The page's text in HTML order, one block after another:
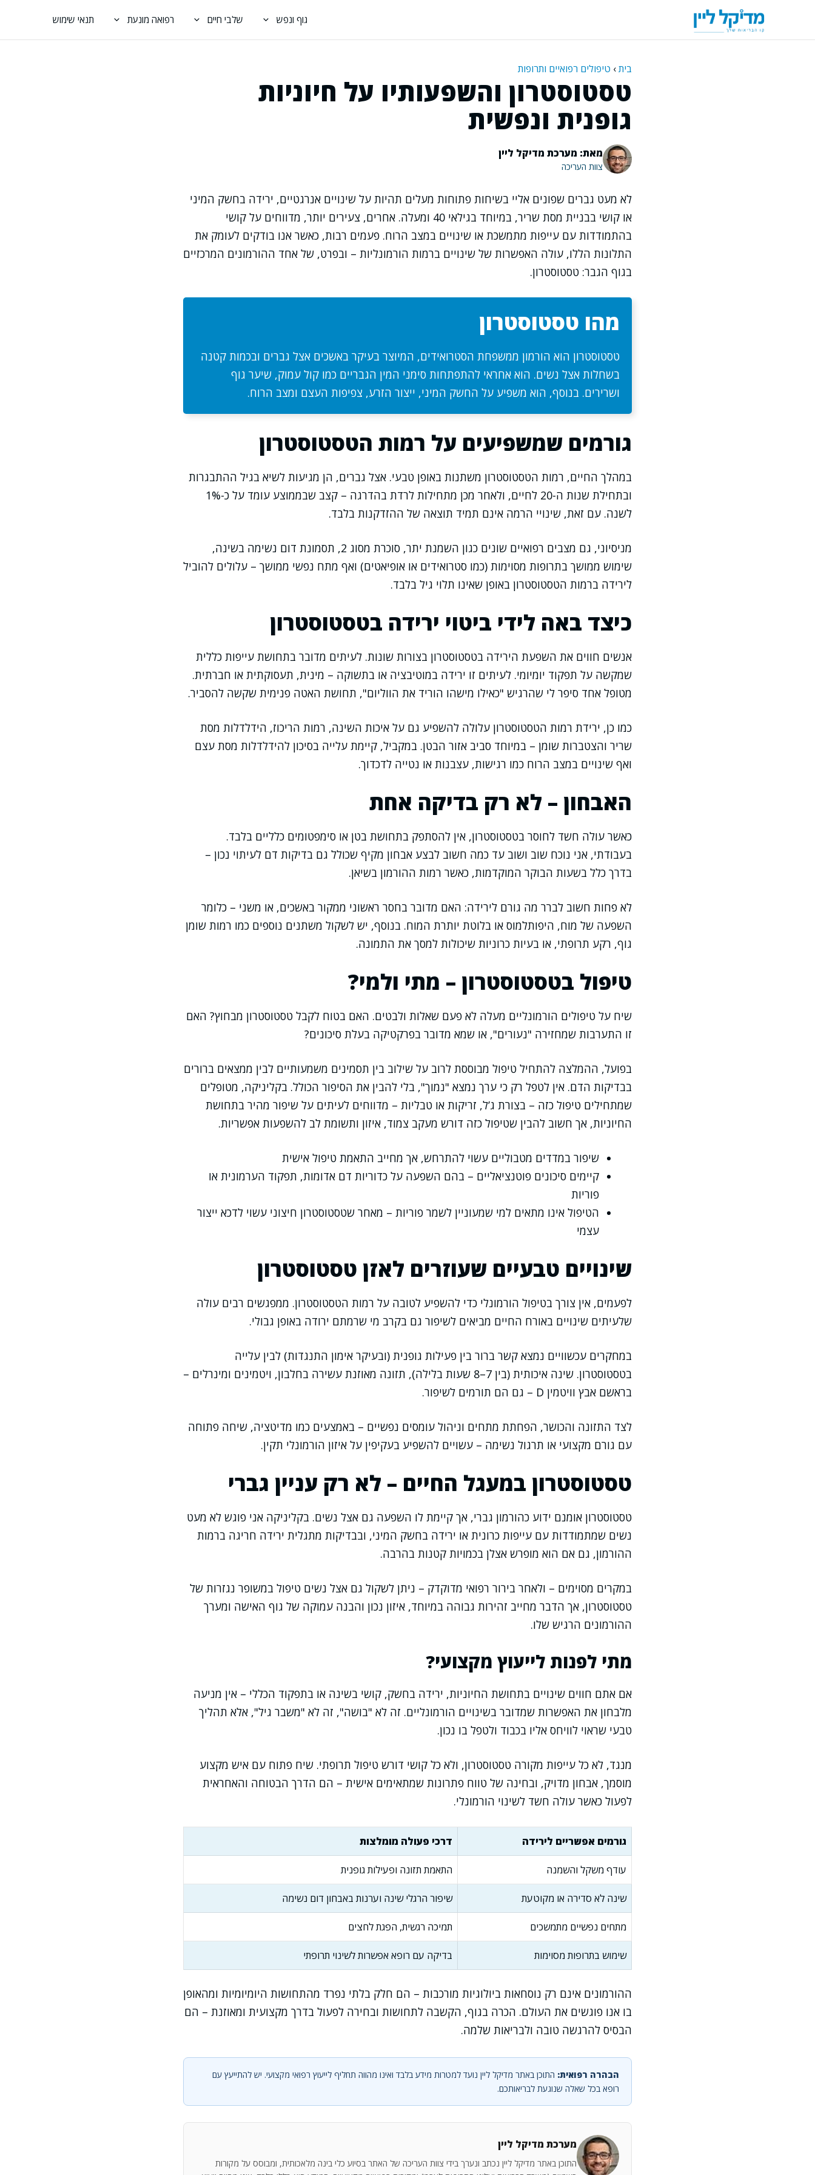
גוף ונפש שלבי חיים רפואה מונעת תנאי שימוש
בית› טיפולים רפואיים ותרופות
טסטוסטרון והשפעותיו על חיוניות
גופנית ונפשית
מאת: מערכת מדיקל ליין
צוות העריכה
לא מעט גברים שפונים אליי בשיחות פתוחות מעלים תהיות על שינויים אנרגטיים, ירידה בחשק המיני
או קושי בבניית מסת שריר, במיוחד בגילאי 40 ומעלה. אחרים, צעירים יותר, מדווחים על קושי
בהתמודדות עם עייפות מתמשכת או שינויים במצב הרוח. פעמים רבות, כאשר אנו בודקים לעומק את
התלונות הללו, עולה האפשרות של שינויים ברמות הורמונליות – ובפרט, של אחד ההורמונים המרכזיים
בגוף הגבר: טסטוסטרון.
מהו טסטוסטרון
טסטוסטרון הוא הורמון ממשפחת הסטרואידים, המיוצר בעיקר באשכים אצל גברים ובכמות קטנה
בשחלות אצל נשים. הוא אחראי להתפתחות סימני המין הגבריים כמו קול עמוק, שיער גוף
ושרירים. בנוסף, הוא משפיע על החשק המיני, ייצור הזרע, צפיפות העצם ומצב הרוח.
גורמים שמשפיעים על רמות הטסטוסטרון
במהלך החיים, רמות הטסטוסטרון משתנות באופן טבעי. אצל גברים, הן מגיעות לשיא בגיל ההתבגרות
ובתחילת שנות ה-20 לחיים, ולאחר מכן מתחילות לרדת בהדרגה – קצב שבממוצע עומד על כ-1%
לשנה. עם זאת, שינויי הרמה אינם תמיד תוצאה של ההזדקנות בלבד.
מניסיוני, גם מצבים רפואיים שונים כגון השמנת יתר, סוכרת מסוג 2, תסמונת דום נשימה בשינה,
שימוש ממושך בתרופות מסוימות (כמו סטרואידים או אופיאטים) ואף מתח נפשי ממושך – עלולים להוביל
לירידה ברמות הטסטוסטרון באופן שאינו תלוי גיל בלבד.
כיצד באה לידי ביטוי ירידה בטסטוסטרון
אנשים חווים את השפעת הירידה בטסטוסטרון בצורות שונות. לעיתים מדובר בתחושת עייפות כללית
שמקשה על תפקוד יומיומי. לעיתים זו ירידה במוטיבציה או בתשוקה – מינית, תעסוקתית או חברתית.
מטופל אחד סיפר לי שהרגיש "כאילו מישהו הוריד את הווליום", תחושת האטה פנימית שקשה להסביר.
כמו כן, ירידת רמות הטסטוסטרון עלולה להשפיע גם על איכות השינה, רמות הריכוז, הידלדלות מסת
שריר והצטברות שומן – במיוחד סביב אזור הבטן. במקביל, קיימת עלייה בסיכון להידלדלות מסת עצם
ואף שינויים במצב הרוח כמו רגישות, עצבנות או נטייה לדכדוך.
האבחון – לא רק בדיקה אחת
כאשר עולה חשד לחוסר בטסטוסטרון, אין להסתפק בתחושת בטן או סימפטומים כלליים בלבד.
בעבודתי, אני נוכח שוב ושוב עד כמה חשוב לבצע אבחון מקיף שכולל גם בדיקות דם לעיתוי נכון –
בדרך כלל בשעות הבוקר המוקדמות, כאשר רמות ההורמון בשיאן.
לא פחות חשוב לברר מה גורם לירידה: האם מדובר בחסר ראשוני ממקור באשכים, או משני – כלומר
השפעה של מוח, היפותלמוס או בלוטת יותרת המוח. בנוסף, יש לשקול משתנים נוספים כמו רמות שומן
גוף, רקע תרופתי, או בעיות כרוניות שיכולות למסך את התמונה.
טיפול בטסטוסטרון – מתי ולמי?
שיח על טיפולים הורמונליים מעלה לא פעם שאלות ולבטים. האם בטוח לקבל טסטוסטרון מבחוץ? האם
זו התערבות שמחזירה "נעורים", או שמא מדובר בפרקטיקה בעלת סיכונים?
בפועל, ההמלצה להתחיל טיפול מבוססת לרוב על שילוב בין תסמינים משמעותיים לבין ממצאים ברורים
בבדיקות הדם. אין לטפל רק כי ערך נמצא "נמוך", בלי להבין את הסיפור הכולל. בקליניקה, מטופלים
שמתחילים טיפול כזה – בצורת ג’ל, זריקות או טבליות – מדווחים לעיתים על שיפור מהיר בתחושת
החיוניות, אך חשוב להבין שטיפול כזה דורש מעקב צמוד, איזון ותשומת לב להשפעות אפשריות.
שיפור במדדים מטבוליים עשוי להתרחש, אך מחייב התאמת טיפול אישית
קיימים סיכונים פוטנציאליים – בהם השפעה על כדוריות דם אדומות, תפקוד הערמונית או
פוריות
הטיפול אינו מתאים למי שמעוניין לשמר פוריות – מאחר שטסטוסטרון חיצוני עשוי לדכא ייצור
עצמי
שינויים טבעיים שעוזרים לאזן טסטוסטרון
לפעמים, אין צורך בטיפול הורמונלי כדי להשפיע לטובה על רמות הטסטוסטרון. ממפגשים רבים עולה
שלעיתים שינויים באורח החיים מביאים לשיפור גם בקרב מי שרמתם ירודה באופן גבולי.
במחקרים עכשוויים נמצא קשר ברור בין פעילות גופנית (ובעיקר אימון התנגדות) לבין עלייה
בטסטוסטרון. שינה איכותית (בין 7–8 שעות בלילה), תזונה מאוזנת עשירה בחלבון, ויטמינים ומינרלים –
בראשם אבץ וויטמין D – גם הם תורמים לשיפור.
לצד התזונה והכושר, הפחתת מתחים וניהול עומסים נפשיים – באמצעים כמו מדיטציה, שיחה פתוחה
עם גורם מקצועי או תרגול נשימה – עשויים להשפיע בעקיפין על איזון הורמונלי תקין.
טסטוסטרון במעגל החיים – לא רק עניין גברי
טסטוסטרון אומנם ידוע כהורמון גברי, אך קיימת לו השפעה גם אצל נשים. בקליניקה אני פוגש לא מעט
נשים שמתמודדות עם עייפות כרונית או ירידה בחשק המיני, ובבדיקות מתגלית ירידה חריגה ברמות
ההורמון, גם אם הוא מופרש אצלן בכמויות קטנות בהרבה.
במקרים מסוימים – ולאחר בירור רפואי מדוקדק – ניתן לשקול גם אצל נשים טיפול במשופר נגזרות של
טסטוסטרון, אך הדבר מחייב זהירות גבוהה במיוחד, איזון נכון והבנה עמוקה של גוף האישה ומערך
ההורמונים הרגיש שלו.
מתי לפנות לייעוץ מקצועי?
אם אתם חווים שינויים בתחושת החיוניות, ירידה בחשק, קושי בשינה או בתפקוד הכללי – אין מניעה
מלבחון את האפשרות שמדובר בשינויים הורמונליים. זה לא "בושה", זה לא "משבר גיל", אלא תהליך
טבעי שראוי לוויחס אליו בכבוד ולטפל בו נכון.
מנגד, לא כל עייפות מקורה טסטוסטרון, ולא כל קושי דורש טיפול תרופתי. שיח פתוח עם איש מקצוע
מוסמך, אבחון מדויק, ובחינה של טווח פתרונות שמתאימים אישית – הם הדרך הבטוחה והאחראית
לפעול כאשר עולה חשד לשינוי הורמונלי.
גורמים אפשריים לירידה דרכי פעולה מומלצות
עודף משקל והשמנה התאמת תזונה ופעילות גופנית
שינה לא סדירה או מקוטעת שיפור הרגלי שינה וערנות באבחון דום נשימה
מתחים נפשיים מתמשכים תמיכה רגשית, הפגת לחצים
שימוש בתרופות מסוימות בדיקה עם רופא אפשרות לשינוי תרופתי
ההורמונים אינם רק נוסחאות ביולוגיות מורכבות – הם חלק בלתי נפרד מהתחושות היומיומיות ומהאופן
בו אנו פוגשים את העולם. הכרה בגוף, הקשבה לתחושות ובחירה לפעול בדרך מקצועית ומאוזנת – הם
הבסיס להרגשה טובה ולבריאות שלמה.
הבהרה רפואית: התוכן באתר מדיקל ליין נועד למטרות מידע בלבד ואינו מהווה תחליף לייעוץ רפואי מקצועי. יש להתייעץ עם
רופא בכל שאלה שנוגעת לבריאותכם.
מערכת מדיקל ליין
התוכן באתר מדיקל ליין נכתב ונערך בידי צוות העריכה של האתר בסיוע כלי בינה מלאכותית, ומבוסס על מקורות